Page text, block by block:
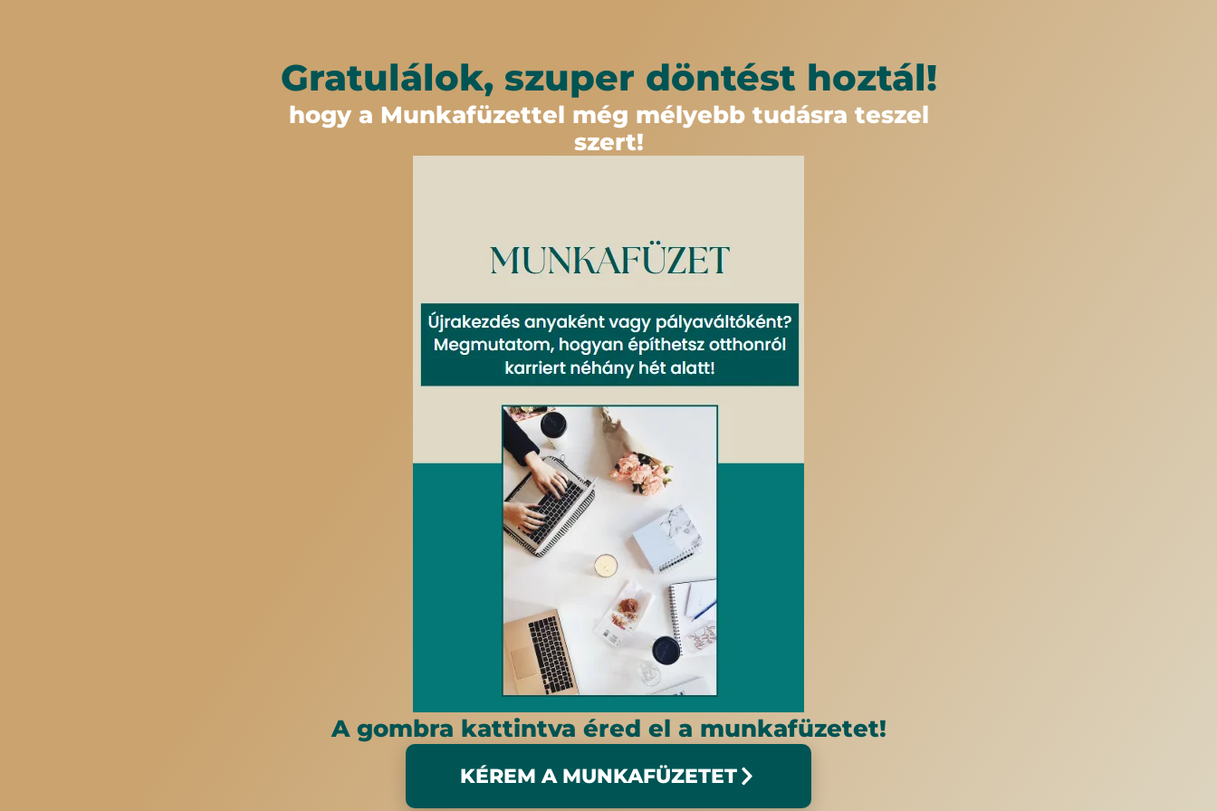
Gratulálok, szuper döntést hoztál!
hogy a Munkafüzettel még mélyebb tudásra teszel
szert!
A gombra kattintva éred el a munkafüzetet!
KÉREM A MUNKAFÜZETET